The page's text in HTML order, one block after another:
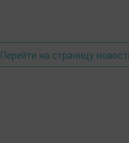
Перейти на страницу